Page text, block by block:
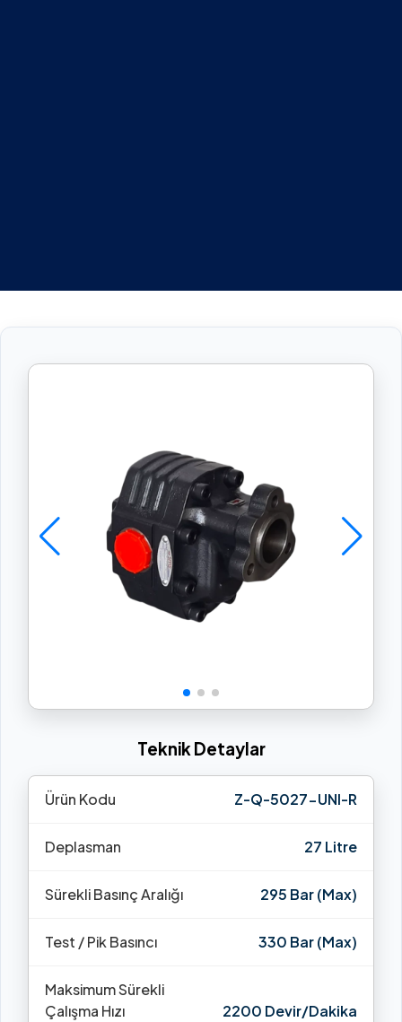
Teknik Detaylar
Ürün Kodu Z-Q-5027-UNI-R
Deplasman 27 Litre
Sürekli Basınç Aralığı 295 Bar (Max)
Test / Pik Basıncı 330 Bar (Max)
Maksimum Sürekli
Çalışma Hızı
2200 Devir/Dakika